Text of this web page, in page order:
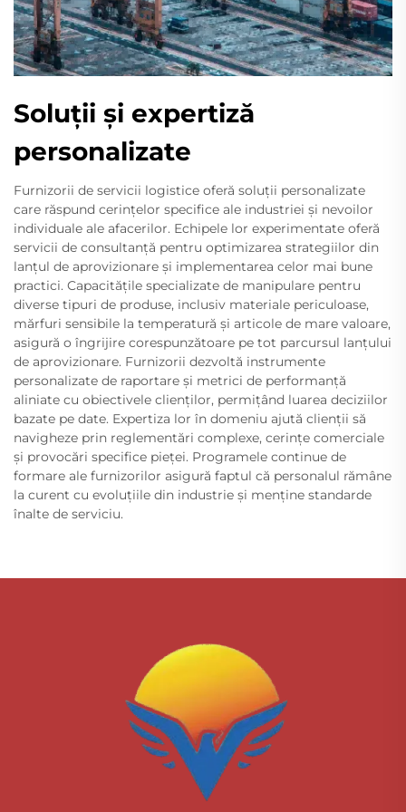
Soluții și expertiză
personalizate
Furnizorii de servicii logistice oferă soluții personalizate
care răspund cerințelor specifice ale industriei și nevoilor
individuale ale afacerilor. Echipele lor experimentate oferă
servicii de consultanță pentru optimizarea strategiilor din
lanțul de aprovizionare și implementarea celor mai bune
practici. Capacitățile specializate de manipulare pentru
diverse tipuri de produse, inclusiv materiale periculoase,
mărfuri sensibile la temperatură și articole de mare valoare,
asigură o îngrijire corespunzătoare pe tot parcursul lanțului
de aprovizionare. Furnizorii dezvoltă instrumente
personalizate de raportare și metrici de performanță
aliniate cu obiectivele clienților, permițând luarea deciziilor
bazate pe date. Expertiza lor în domeniu ajută clienții să
navigheze prin reglementări complexe, cerințe comerciale
și provocări specifice pieței. Programele continue de
formare ale furnizorilor asigură faptul că personalul rămâne
la curent cu evoluțiile din industrie și menține standarde
înalte de serviciu.